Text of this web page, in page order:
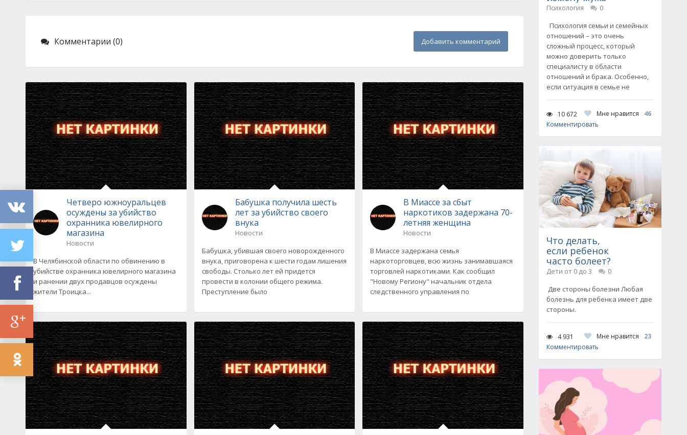
Комментарии (0) Добавить комментарий
Четверо южноуральцев
осуждены за убийство
охранника ювелирного
магазина
Новости
В Челябинской области по обвинению в
убийстве охранника ювелирного магазина
и ранении двух продавцов осуждены
жители Троицка...
Бабушка получила шесть
лет за убийство своего
внука
Новости
Бабушка, убившая своего новорожденного
внука, приговорена к шести годам лишения
свободы. Столько лет ей придется
провести в колонии общего режима.
Преступление было
В Миассе за сбыт
наркотиков задержана 70-
летняя женщина
Новости
В Миассе задержана семья
наркоторговцев, всю жизнь занимавшаяся
торговлей наркотиками. Как сообщил
"Новому Региону" начальник отдела
следственного управления по
Психология
0
Психология семьи и семейных
отношений – это очень
сложный процесс, который
можно доверить только
специалисту в области
отношений и брака. Особенно,
если ситуация в семье не
10 672 Мне нравится
46
Комментировать
Что делать,
если ребенок
часто болеет?
Дети от 0 до 3
0
Две стороны болезни Любая
болезнь для ребенка имеет две
стороны.
4 931 Мне нравится
23
Комментировать